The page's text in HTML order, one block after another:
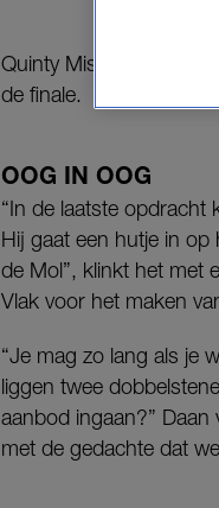
Quinty Misiedjan,
de finale.
OOG IN OOG
“In de laatste opdracht
Hij gaat een hutje in
de Mol”, klinkt het met
Vlak voor het maken
“Je mag zo lang als je
liggen twee
aanbod ingaan?”
met de gedachte dat